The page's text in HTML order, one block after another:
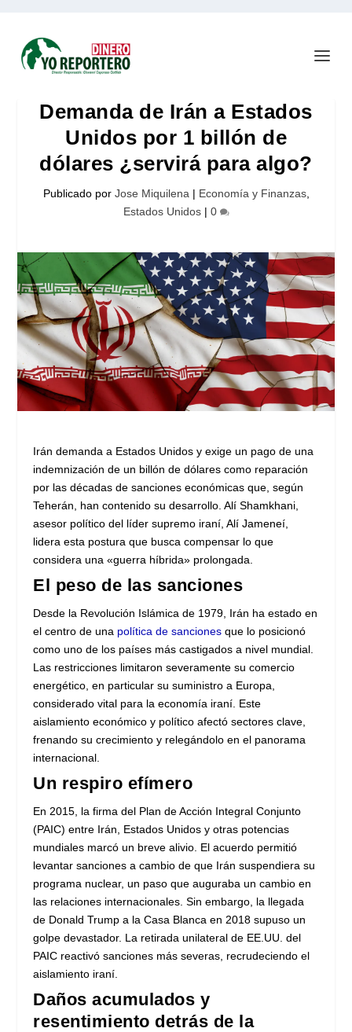
Demanda de Irán a Estados
Unidos por 1 billón de
dólares ¿servirá para algo?
Publicado por Jose Miquilena | Economía y Finanzas,
Estados Unidos| 0
Irán demanda a Estados Unidos y exige un pago de una
indemnización de un billón de dólares como reparación
por las décadas de sanciones económicas que, según
Teherán, han contenido su desarrollo. Alí Shamkhani,
asesor político del líder supremo iraní, Alí Jameneí,
lidera esta postura que busca compensar lo que
considera una «guerra híbrida» prolongada.
El peso de las sanciones
Desde la Revolución Islámica de 1979, Irán ha estado en
el centro de una política de sanciones que lo posicionó
como uno de los países más castigados a nivel mundial.
Las restricciones limitaron severamente su comercio
energético, en particular su suministro a Europa,
considerado vital para la economía iraní. Este
aislamiento económico y político afectó sectores clave,
frenando su crecimiento y relegándolo en el panorama
internacional.
Un respiro efímero
En 2015, la firma del Plan de Acción Integral Conjunto
(PAIC) entre Irán, Estados Unidos y otras potencias
mundiales marcó un breve alivio. El acuerdo permitió
levantar sanciones a cambio de que Irán suspendiera su
programa nuclear, un paso que auguraba un cambio en
las relaciones internacionales. Sin embargo, la llegada
de Donald Trump a la Casa Blanca en 2018 supuso un
golpe devastador. La retirada unilateral de EE.UU. del
PAIC reactivó sanciones más severas, recrudeciendo el
aislamiento iraní.
Daños acumulados y
resentimiento detrás de la